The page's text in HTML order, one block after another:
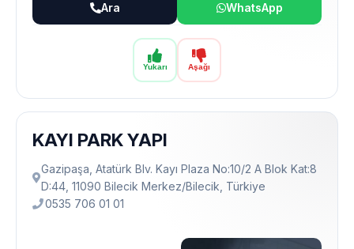
Yukarı Aşağı
Ara WhatsApp
KAYI PARK YAPI
Gazipaşa, Atatürk Blv. Kayı Plaza No:10/2 A Blok Kat:8
D:44, 11090 Bilecik Merkez/Bilecik, Türkiye
0535 706 01 01